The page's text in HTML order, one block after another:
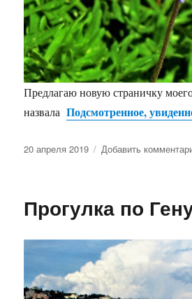
Предлагаю новую страничку
назвалаПодсмотренное,
Опубликовано
20 апреля 2019 Добавить
Прогулка по